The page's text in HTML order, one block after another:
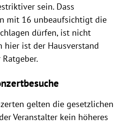
sein. Dass
mit 16 unbeaufsichtigt die
dürfen, ist nicht
ist der Hausverstand
gelten die gesetzlichen
Veranstalter kein höheres